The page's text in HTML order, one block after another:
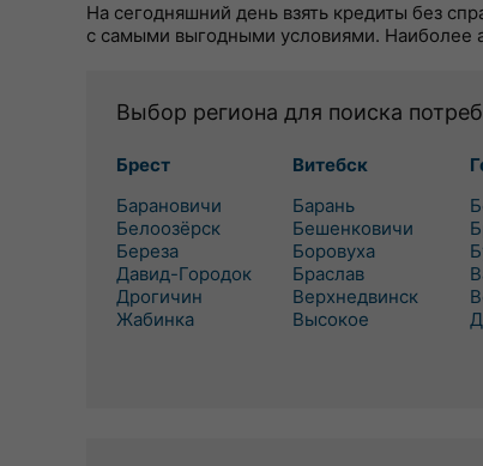
На сегодняшний день взять кредиты без
с самыми выгодными условиями. Наиболее
Выбор региона для поиска
Брест
Барановичи
Белоозёрск
Береза
Давид-Городок
Дрогичин
Жабинка
Витебск
Барань
Бешенковичи
Боровуха
Браслав
Верхнедвинск
Высокое